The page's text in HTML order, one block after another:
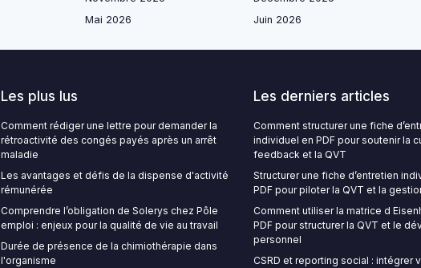
Mai 2026 Juin 2026
Les plus lus
Comment rédiger une lettre pour demander la
rétroactivité des congés payés après un arrêt
maladie
Les avantages et défis de la dispense d'activité
rémunérée
Comprendre l’obligation de Solerys chez Pôle
emploi : enjeux pour la qualité de vie au travail
Durée de présence de la chimiothérapie dans
l'organisme
Les derniers articles
Comment structurer une fiche
individuel en PDF pour soutenir la
feedback et la QVT
Structurer une fiche d’entretien
PDF pour piloter la QVT et la
Comment utiliser la matrice d
PDF pour structurer la QVT et le
personnel
CSRD et reporting social : intégrer